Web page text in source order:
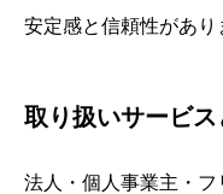
安定感と信頼性があり
取り扱いサービ
法人・個人事業主・